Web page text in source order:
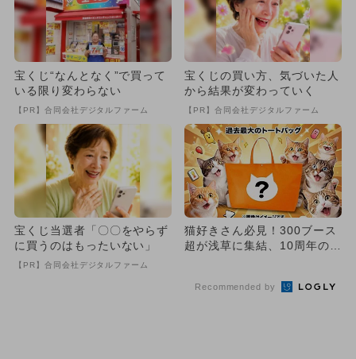
宝くじ“なんとなく”で買って
いる限り変わらない
【PR】合同会社デジタルファーム
宝くじの買い方、気づいた人
から結果が変わっていく
【PR】合同会社デジタルファーム
宝くじ当選者「〇〇をやらず
に買うのはもったいない」
【PR】合同会社デジタルファーム
猫好きさん必見！300ブース
超が浅草に集結、10周年の
Recommended by